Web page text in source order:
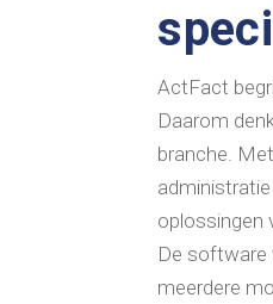
ActFact
Daarom
branche.
oplossingen
De software
meerdere